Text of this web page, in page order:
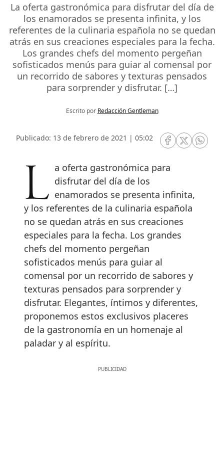
La oferta gastronómica para disfrutar del día de
los enamorados se presenta infinita, y los
referentes de la culinaria española no se quedan
atrás en sus creaciones especiales para la fecha.
Los grandes chefs del momento pergeñan
sofisticados menús para guiar al comensal por
un recorrido de sabores y texturas pensados
para sorprender y disfrutar. […]
Escrito por Redacción Gentleman
Publicado: 13 de febrero de 2021 | 05:02
RRSS Facebook
RRSSRRSS
La oferta gastronómica para disfrutar del día de los
enamorados se presenta infinita,
y los referentes de la culinaria española
no se quedan atrás en sus creaciones
especiales para la fecha. Los grandes
chefs del momento pergeñan
sofisticados menús para guiar al
comensal por un recorrido de sabores y
texturas pensados para sorprender y
disfrutar. Elegantes, íntimos y diferentes,
proponemos estos exclusivos placeres
de la gastronomía en un homenaje al
paladar y al espíritu.